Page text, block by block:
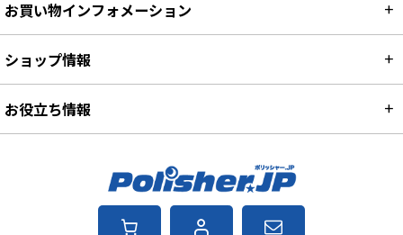
お買い物インフォメーション
ショップ情報
お役立ち情報